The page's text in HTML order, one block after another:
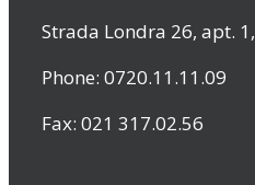
Strada Londra 26, apt.
Phone: 0720.11.11.09
Fax: 021 317.02.56